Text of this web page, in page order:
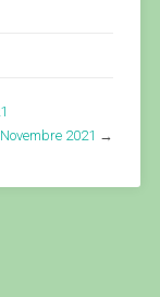
2021 →